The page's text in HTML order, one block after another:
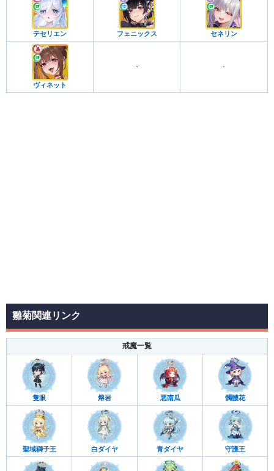
テセリエン フェニックス セネリン
ヴィネット
- -
雛菊関連リンク
戒魔一覧
隻眼 熔岩 悪南瓜 髑髏花
聖域獅子王 白ダイヤ 青ダイヤ 守護王